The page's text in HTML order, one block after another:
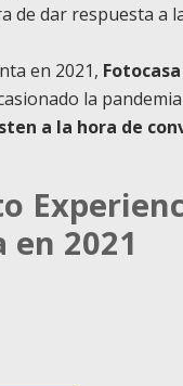
de dar respuesta a
en 2021,
la
a la hora de
en 2021